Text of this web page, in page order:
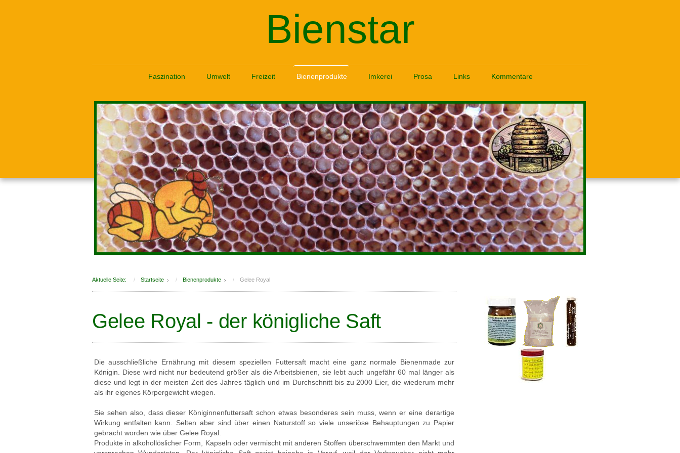
Bienstar
Faszination Umwelt Freizeit Bienenprodukte Imkerei Prosa Links Kommentare
Aktuelle Seite: Startseite Bienenprodukte Gelee Royal
Gelee Royal - der königliche Saft
Die ausschließliche Ernährung mit diesem speziellen Futtersaft macht eine ganz normale Bienenmade zur
Königin. Diese wird nicht nur bedeutend größer als die Arbeitsbienen, sie lebt auch ungefähr 60 mal länger als
diese und legt in der meisten Zeit des Jahres täglich und im Durchschnitt bis zu 2000 Eier, die wiederum mehr
als ihr eigenes Körpergewicht wiegen.
Sie sehen also, dass dieser Königinnenfuttersaft schon etwas besonderes sein muss, wenn er eine derartige
Wirkung entfalten kann. Selten aber sind über einen Naturstoff so viele unseriöse Behauptungen zu Papier
gebracht worden wie über Gelee Royal.
Produkte in alkohollöslicher Form, Kapseln oder vermischt mit anderen Stoffen überschwemmten den Markt und